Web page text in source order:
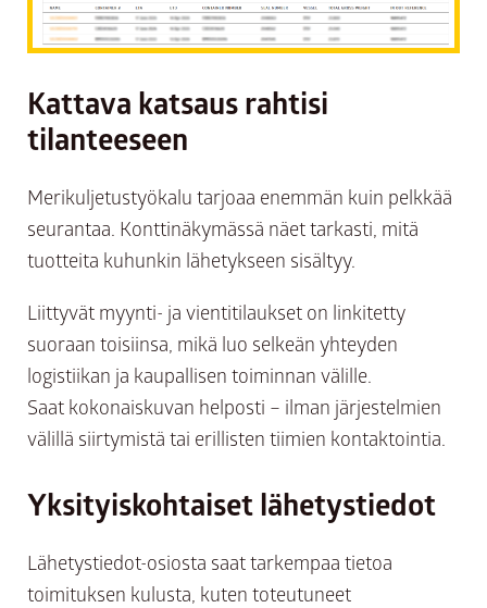
Kattava katsaus rahtisi
tilanteeseen
Merikuljetustyökalu tarjoaa enemmän kuin pelkkää
seurantaa. Konttinäkymässä näet tarkasti, mitä
tuotteita kuhunkin lähetykseen sisältyy.
Liittyvät myynti- ja vientitilaukset on linkitetty
suoraan toisiinsa, mikä luo selkeän yhteyden
logistiikan ja kaupallisen toiminnan välille.
Saat kokonaiskuvan helposti – ilman järjestelmien
välillä siirtymistä tai erillisten tiimien kontaktointia.
Yksityiskohtaiset lähetystiedot
Lähetystiedot-osiosta saat tarkempaa tietoa
toimituksen kulusta, kuten toteutuneet